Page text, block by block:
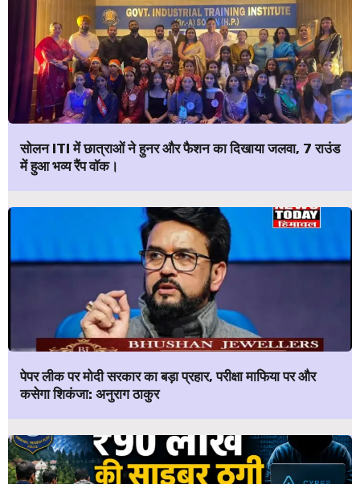
सोलन ITI में छात्राओं ने हुनर और फैशन का दिखाया जलवा, 7 राउंड
में हुआ भव्य रैंप वॉक।
पेपर लीक पर मोदी सरकार का बड़ा प्रहार, परीक्षा माफिया पर और
कसेगा शिकंजा: अनुराग ठाकुर